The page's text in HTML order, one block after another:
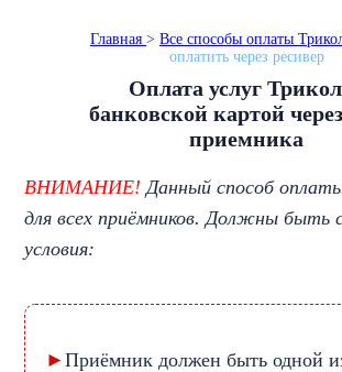
Главная > Все способы оплаты
оплатить через ресивер
Оплата услуг
банковской картой
приемника
ВНИМАНИЕ! Данный способ
для всех приёмников. Должны быть
условия:
►Приёмник должен быть одной